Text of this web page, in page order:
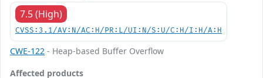
7.5 (High)
CVSS:3.1/AV:N/AC:H/PR:L/UI:N/S:U/C:H/I:H/A:H
CWE-122 - Heap-based Buffer Overflow
Affected products